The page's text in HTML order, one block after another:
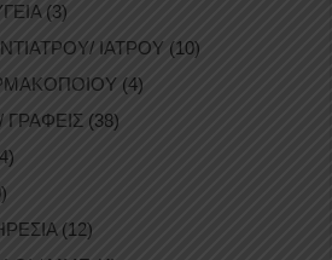
(3)
ΙΑΤΡΟΥ (10)
(4)
ΓΡΑΦΕΙΣ (38)
(12)